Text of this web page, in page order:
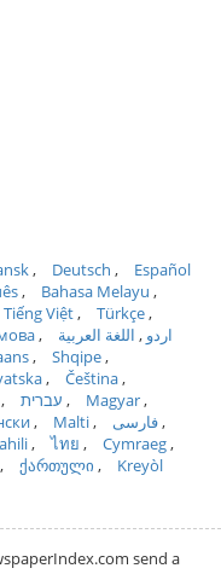
Deutsch
Español
Bahasa Melayu
Tiếng Việt
Türkçe
اردو
اللغة العربية
Shqipe
Čeština
עברית
Magyar
Malti
فارسی
ไทย
Cymraeg
ქართული
Kreyòl
send a